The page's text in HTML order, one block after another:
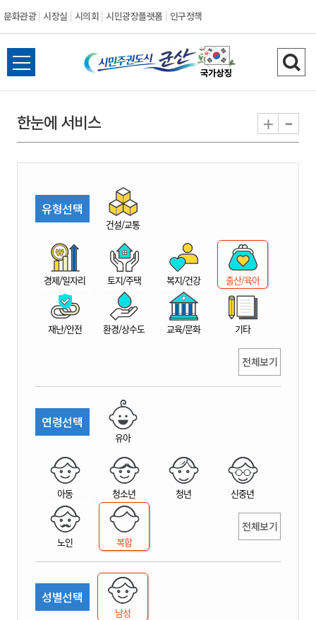
문화관광 시장실 시의회 시민광장플랫폼 인구정책
시
민
권
시
산
전
체
뉴
열
검
색
기
한눈에 서비스 + -
유형선택
건설/교통
경제/일자리 토지/주택 복지/건강 출산/육아
재난/안전 환경/상수도 교육/문화 기타
전체보기
연령선택
유아
아동 청소년 청년 신중년
노인 복합
전체보기
성별선택
남성